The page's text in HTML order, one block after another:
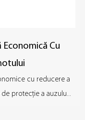
Economică Cu
cu reducere a
protecție a auzulu...